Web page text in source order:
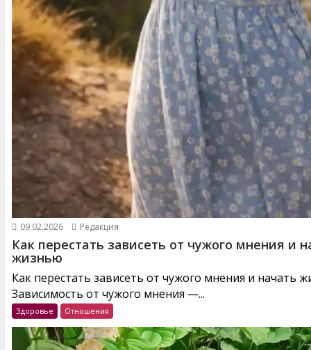
09.02.2026 Редакция
Как перестать зависеть от чужого мнения и
жизнью
Как перестать зависеть от чужого мнения и начать
Зависимость от чужого мнения —...
Здоровье Отношения